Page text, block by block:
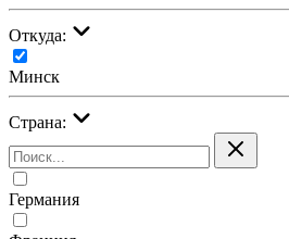
Откуда:
Минск
Страна:
Германия